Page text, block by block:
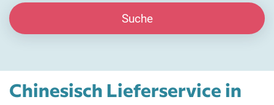
Suche
Chinesisch Lieferservice in